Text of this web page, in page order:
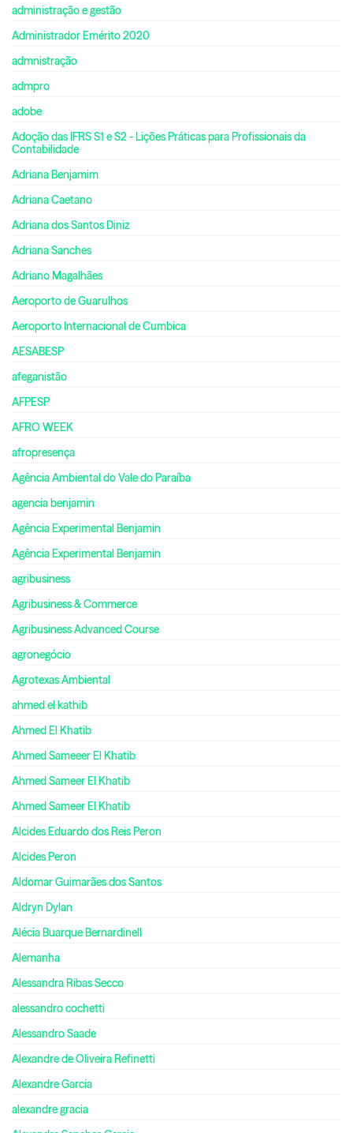
administração e gestão
Administrador Emérito 2020
admnistração
admpro
adobe
Adoção das IFRS S1 e S2 - Lições Práticas para Profissionais da
Contabilidade
Adriana Benjamim
Adriana Caetano
Adriana dos Santos Diniz
Adriana Sanches
Adriano Magalhães
Aeroporto de Guarulhos
Aeroporto Internacional de Cumbica
AESABESP
afeganistão
AFPESP
AFRO WEEK
afropresença
Agência Ambiental do Vale do Paraíba
agencia benjamin
Agência Experimental Benjamin
Agência Experimental Benjamin
agribusiness
Agribusiness & Commerce
Agribusiness Advanced Course
agronegócio
Agrotexas Ambiental
ahmed el kathib
Ahmed El Khatib
Ahmed Sameeer El Khatib
Ahmed Sameer El Khatib
Ahmed Sameer El Khatib
Alcides Eduardo dos Reis Peron
Alcides Peron
Aldomar Guimarães dos Santos
Aldryn Dylan
Alécia Buarque Bernardinell
Alemanha
Alessandra Ribas Secco
alessandro cochetti
Alessandro Saade
Alexandre de Oliveira Refinetti
Alexandre Garcia
alexandre gracia